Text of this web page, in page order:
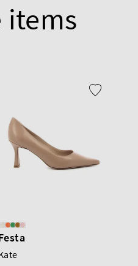
items